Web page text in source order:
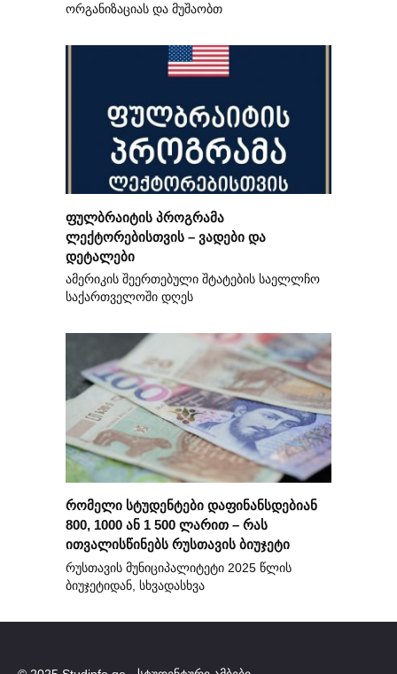
ორგანიზაციას და მუშაობთ
ფულბრაიტის პროგრამა
ლექტორებისთვის – ვადები და
დეტალები
ამერიკის შეერთებული შტატების საელლჩო
საქართველოში დღეს
რომელი სტუდენტები დაფინანსდებიან
800, 1000 ან 1 500 ლარით – რას
ითვალისწინებს რუსთავის ბიუჯეტი
რუსთავის მუნიციპალიტეტი 2025 წლის
ბიუჯეტიდან, სხვადასხვა